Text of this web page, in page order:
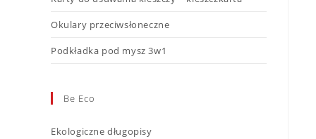
Okulary przeciwsłoneczne
Podkładka pod mysz 3w1
Be Eco
Ekologiczne długopisy